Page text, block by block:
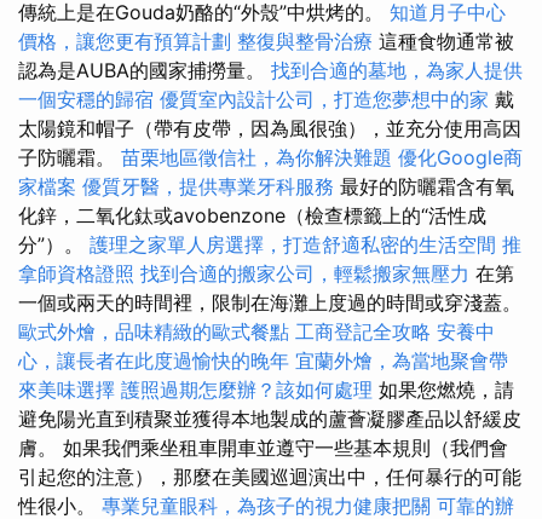
傳統上是在Gouda奶酪的“外殼”中烘烤的。 知道月子中心
價格，讓您更有預算計劃 整復與整骨治療 這種食物通常被
認為是AUBA的國家捕撈量。 找到合適的墓地，為家人提供
一個安穩的歸宿 優質室內設計公司，打造您夢想中的家 戴
太陽鏡和帽子（帶有皮帶，因為風很強），並充分使用高因
子防曬霜。 苗栗地區徵信社，為你解決難題 優化Google商
家檔案 優質牙醫，提供專業牙科服務 最好的防曬霜含有氧
化鋅，二氧化鈦或avobenzone（檢查標籤上的“活性成
分”）。 護理之家單人房選擇，打造舒適私密的生活空間 推
拿師資格證照 找到合適的搬家公司，輕鬆搬家無壓力 在第
一個或兩天的時間裡，限制在海灘上度過的時間或穿淺蓋。
歐式外燴，品味精緻的歐式餐點 工商登記全攻略 安養中
心，讓長者在此度過愉快的晚年 宜蘭外燴，為當地聚會帶
來美味選擇 護照過期怎麼辦？該如何處理 如果您燃燒，請
避免陽光直到積聚並獲得本地製成的蘆薈凝膠產品以舒緩皮
膚。 如果我們乘坐租車開車並遵守一些基本規則（我們會
引起您的注意），那麼在美國巡迴演出中，任何暴行的可能
性很小。 專業兒童眼科，為孩子的視力健康把關 可靠的辦